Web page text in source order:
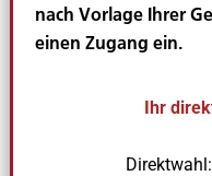
nach Vorlage Ihrer
einen Zugang ein.
Ihr
Direktwahl: